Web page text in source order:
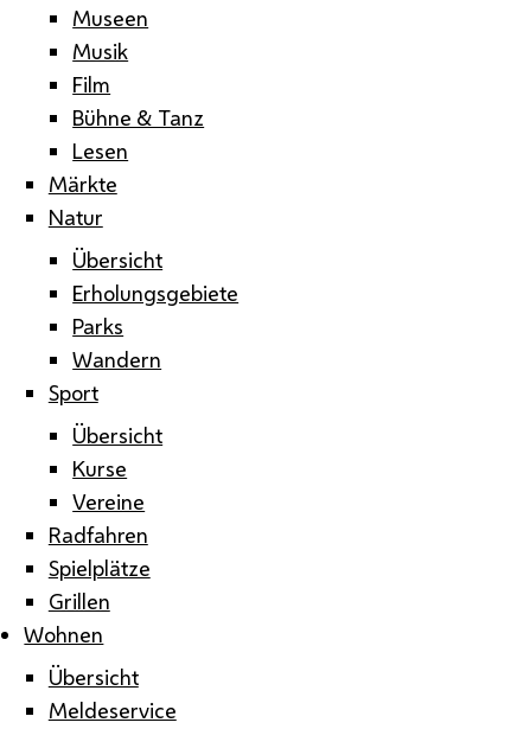
Museen
Musik
Film
Bühne & Tanz
Lesen
Märkte
Natur
Übersicht
Erholungsgebiete
Parks
Wandern
Sport
Übersicht
Kurse
Vereine
Radfahren
Spielplätze
Grillen
Wohnen
Übersicht
Meldeservice